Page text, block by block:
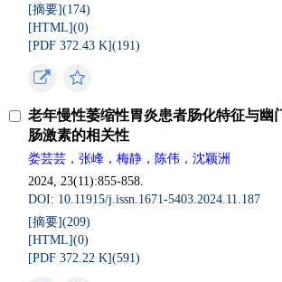
[摘要](174)
[HTML](0)
[PDF 372.43 K](191)
老年慢性萎缩性胃炎患者肠化特征与幽
肠激素的相关性
娄芸芸，张峰，梅静，陈伟，沈颖洲
2024, 23(11):855-858.
DOI: 10.11915/j.issn.1671-5403.2024.11.187
[摘要](209)
[HTML](0)
[PDF 372.22 K](591)